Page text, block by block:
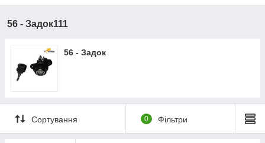
56 - Задок111
56 - Задок
Сортування 0 Фільтри